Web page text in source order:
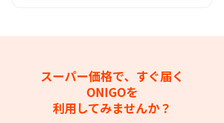
スーパー価格で、すぐ届く
ONIGOを
利用してみませんか？